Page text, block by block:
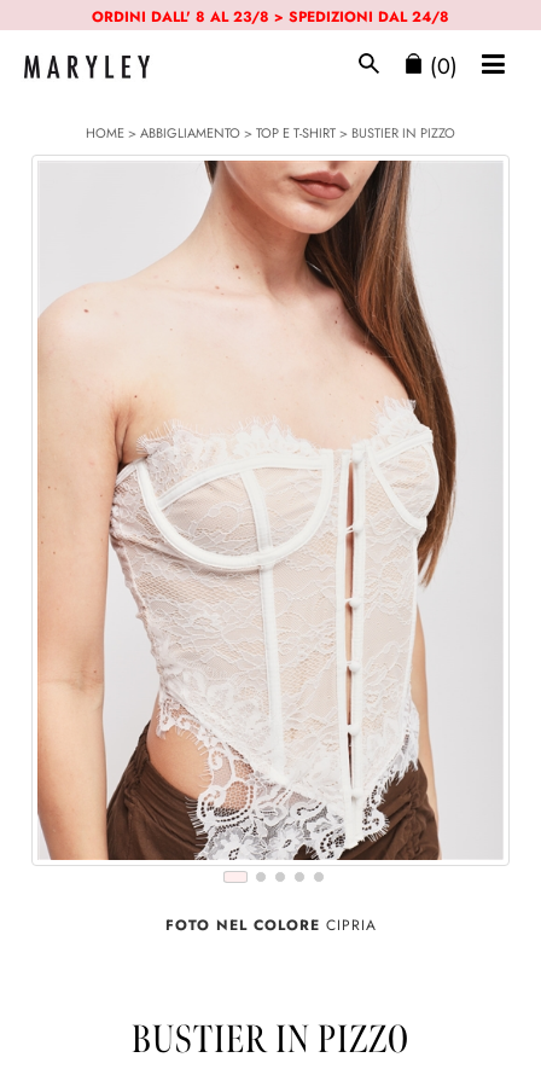
ORDINI DALL' 8 AL 23/8 > SPEDIZIONI DAL 24/8
(0)
HOME>ABBIGLIAMENTO>TOP E T-SHIRT> BUSTIER IN PIZZO
FOTO NEL COLORE CIPRIA
BUSTIER IN PIZZO